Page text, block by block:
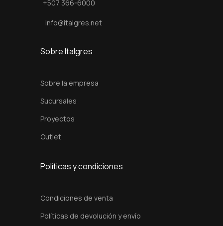
+507 366-6000
info@italgres.net
Sobre Italgres
Sobre la empresa
Sucursales
Proyectos
Outlet
Políticas y condiciones
Condiciones de venta
Políticas de devolución y envío